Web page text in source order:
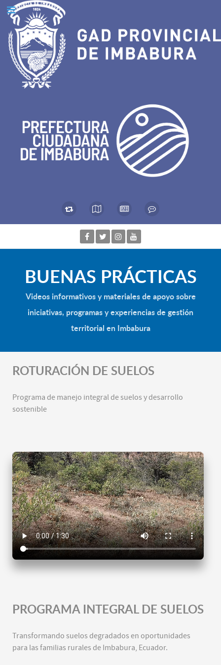
BUENAS PRÁCTICAS
Videos informativos y materiales de apoyo sobre
iniciativas, programas y experiencias de gestión
territorial en Imbabura
ROTURACIÓN DE SUELOS
Programa de manejo integral de suelos y desarrollo
sostenible
PROGRAMA INTEGRAL DE SUELOS
Transformando suelos degradados en oportunidades
para las familias rurales de Imbabura, Ecuador.